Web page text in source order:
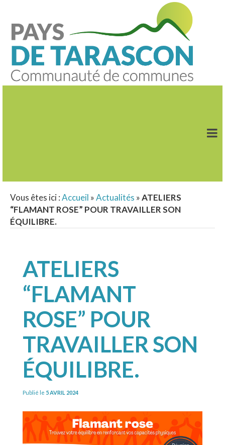
Vous êtes ici :Accueil »Actualités »ATELIERS
“FLAMANT ROSE” POUR TRAVAILLER SON
ÉQUILIBRE.
ATELIERS
“FLAMANT
ROSE” POUR
TRAVAILLER SON
ÉQUILIBRE.
Publié le 5 AVRIL 2024